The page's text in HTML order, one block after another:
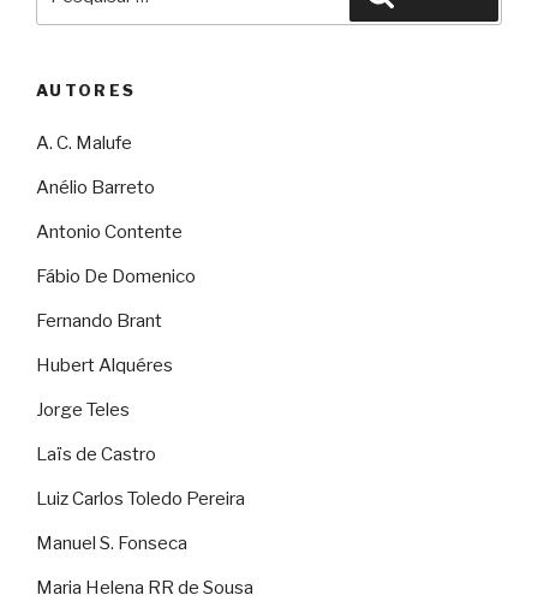
AUTORES
A. C. Malufe
Anélio Barreto
Antonio Contente
Fábio De Domenico
Fernando Brant
Hubert Alquéres
Jorge Teles
Laïs de Castro
Luiz Carlos Toledo Pereira
Manuel S. Fonseca
Maria Helena RR de Sousa